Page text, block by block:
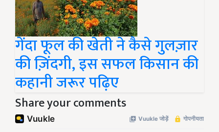
गेंदा फूल की खेती ने कैसे गुलज़ार
की ज़िंदगी, इस सफल किसान की
कहानी जरूर पढ़िए
Share your comments